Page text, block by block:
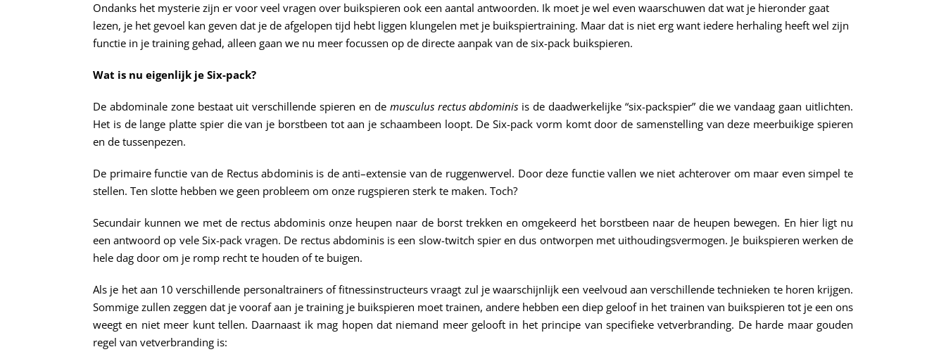
Ondanks het mysterie zijn er voor veel vragen over buikspieren ook een aantal antwoorden. Ik moet je wel even waarschuwen dat wat je hieronder gaat
lezen, je het gevoel kan geven dat je de afgelopen tijd hebt liggen klungelen met je buikspiertraining. Maar dat is niet erg want iedere herhaling heeft wel zijn
functie in je training gehad, alleen gaan we nu meer focussen op de directe aanpak van de six-pack buikspieren.
Wat is nu eigenlijk je Six-pack?
De abdominale zone bestaat uit verschillende spieren en de musculus rectus abdominis is de daadwerkelijke “six-packspier” die we vandaag gaan uitlichten.
Het is de lange platte spier die van je borstbeen tot aan je schaambeen loopt. De Six-pack vorm komt door de samenstelling van deze meerbuikige spieren
en de tussenpezen.
De primaire functie van de Rectus abdominis is de anti–extensie van de ruggenwervel. Door deze functie vallen we niet achterover om maar even simpel te
stellen. Ten slotte hebben we geen probleem om onze rugspieren sterk te maken. Toch?
Secundair kunnen we met de rectus abdominis onze heupen naar de borst trekken en omgekeerd het borstbeen naar de heupen bewegen. En hier ligt nu
een antwoord op vele Six-pack vragen. De rectus abdominis is een slow-twitch spier en dus ontworpen met uithoudingsvermogen. Je buikspieren werken de
hele dag door om je romp recht te houden of te buigen.
Als je het aan 10 verschillende personaltrainers of fitnessinstructeurs vraagt zul je waarschijnlijk een veelvoud aan verschillende technieken te horen krijgen.
Sommige zullen zeggen dat je vooraf aan je training je buikspieren moet trainen, andere hebben een diep geloof in het trainen van buikspieren tot je een ons
weegt en niet meer kunt tellen. Daarnaast ik mag hopen dat niemand meer gelooft in het principe van specifieke vetverbranding. De harde maar gouden
regel van vetverbranding is: